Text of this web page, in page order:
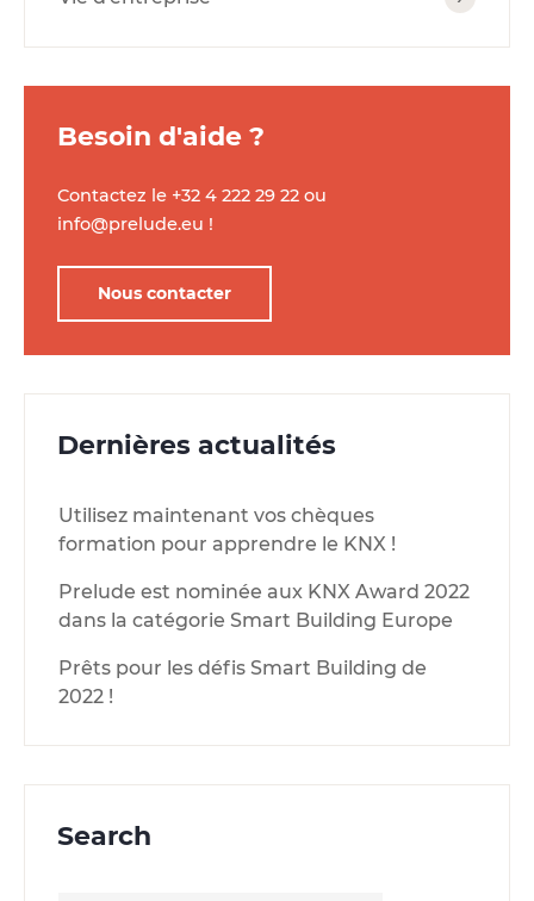
Besoin d'aide ?
Contactez le +32 4 222 29 22 ou
info@prelude.eu !
Nous contacter
Dernières actualités
Utilisez maintenant vos chèques
formation pour apprendre le KNX !
Prelude est nominée aux KNX Award 2022
dans la catégorie Smart Building Europe
Prêts pour les défis Smart Building de
2022 !
Search